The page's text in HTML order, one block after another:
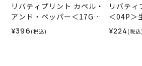
リバティプリント カペル・
アンド・ペッパー＜17G＞
生地 （ホビーラホビーレオ
リジナル）2026SS
¥396 (税込)
リバティ
＜04P＞
ビーレオ
¥224 (税込)